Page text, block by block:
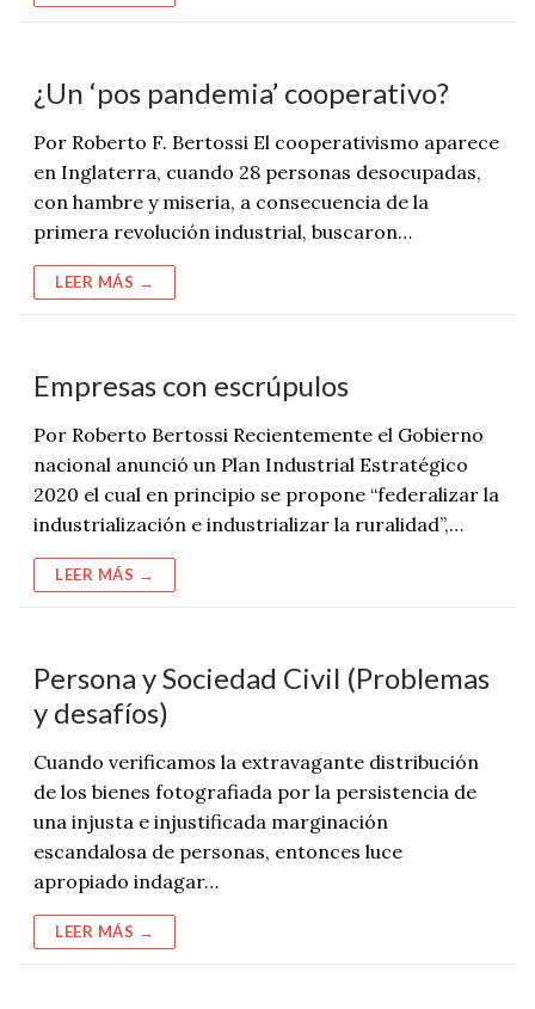
¿Un ‘pos pandemia’ cooperativo?
Por Roberto F. Bertossi El cooperativismo aparece
en Inglaterra, cuando 28 personas desocupadas,
con hambre y miseria, a consecuencia de la
primera revolución industrial, buscaron…
LEER MÁS →
Empresas con escrúpulos
Por Roberto Bertossi Recientemente el Gobierno
nacional anunció un Plan Industrial Estratégico
2020 el cual en principio se propone “federalizar la
industrialización e industrializar la ruralidad”,…
LEER MÁS →
Persona y Sociedad Civil (Problemas
y desafíos)
Cuando verificamos la extravagante distribución
de los bienes fotografiada por la persistencia de
una injusta e injustificada marginación
escandalosa de personas, entonces luce
apropiado indagar…
LEER MÁS →